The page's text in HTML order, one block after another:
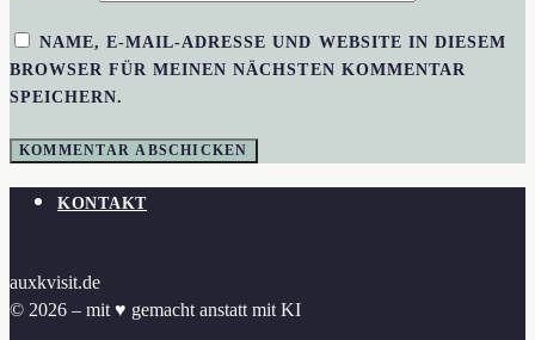
NAME, E-MAIL-ADRESSE UND WEBSITE IN DIESEM
BROWSER FÜR MEINEN NÄCHSTEN KOMMENTAR
SPEICHERN.
KONTAKT
auxkvisit.de
© 2026 – mit ♥︎ gemacht anstatt mit KI